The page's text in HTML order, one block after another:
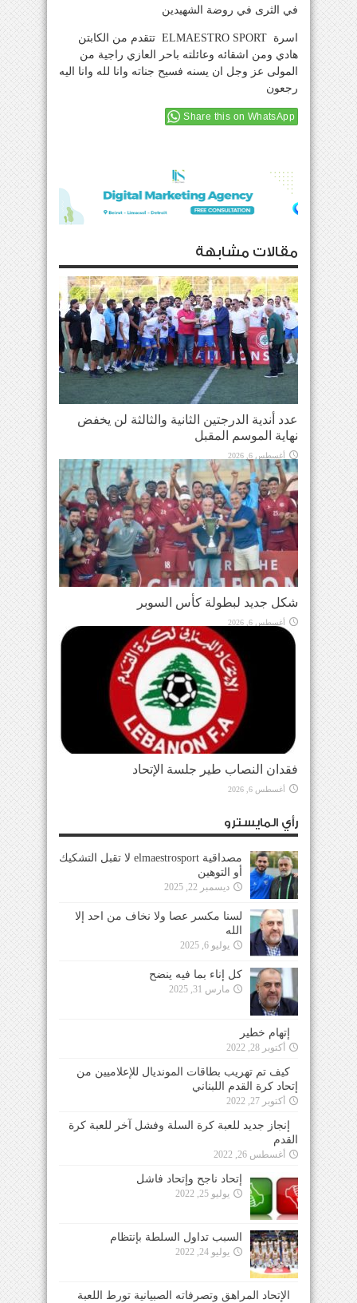
في الثرى في روضة الشهيدين
اسرة ELMAESTRO SPORT تتقدم من الكابتن
هادي ومن اشقائه وعائلته باحر العازي راجية من
المولى عز وجل ان يسنه فسيح جناته وانا لله وانا اليه
رجعون
Share this on WhatsApp
مقالات مشابهة
عدد أندية الدرجتين الثانية والثالثة لن يخفض
نهاية الموسم المقبل
أغسطس 6, 2026
شكل جديد لبطولة كأس السوبر
أغسطس 6, 2026
فقدان النصاب طير جلسة الإتحاد
أغسطس 6, 2026
رأي المايسترو
مصداقية elmaestrosport لا تقبل التشكيك
أو التوهين
ديسمبر 22, 2025
لسنا مكسر عصا ولا نخاف من احد إلا
الله
يوليو 6, 2025
كل إناء بما فيه ينضح
مارس 31, 2025
إتهام خطير
أكتوبر 28, 2022
كيف تم تهريب بطاقات المونديال للإعلاميين من
إتحاد كرة القدم اللبناني
أكتوبر 27, 2022
إنجاز جديد للعبة كرة السلة وفشل آخر للعبة كرة
القدم
أغسطس 26, 2022
إتحاد ناجح وإتحاد فاشل
يوليو 25, 2022
السبب تداول السلطة بإنتظام
يوليو 24, 2022
الإتحاد المراهق وتصرفاته الصبيانية تورط اللعبة